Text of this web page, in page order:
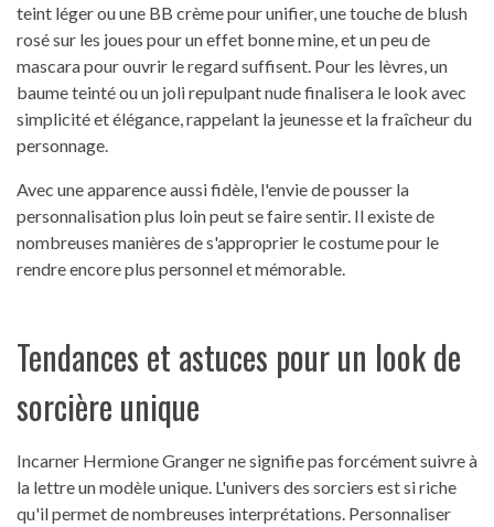
teint léger ou une BB crème pour unifier, une touche de blush
rosé sur les joues pour un effet bonne mine, et un peu de
mascara pour ouvrir le regard suffisent. Pour les lèvres, un
baume teinté ou un joli repulpant nude finalisera le look avec
simplicité et élégance, rappelant la jeunesse et la fraîcheur du
personnage.
Avec une apparence aussi fidèle, l'envie de pousser la
personnalisation plus loin peut se faire sentir. Il existe de
nombreuses manières de s'approprier le costume pour le
rendre encore plus personnel et mémorable.
Tendances et astuces pour un look de
sorcière unique
Incarner Hermione Granger ne signifie pas forcément suivre à
la lettre un modèle unique. L'univers des sorciers est si riche
qu'il permet de nombreuses interprétations. Personnaliser